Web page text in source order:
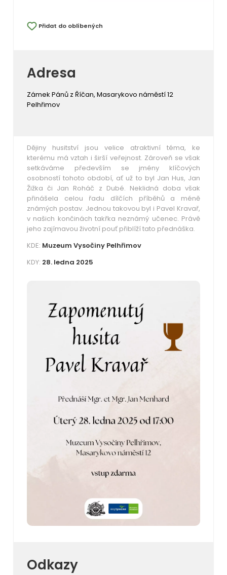
Přidat do oblíbených
Adresa
Zámek Pánů z Říčan, Masarykovo náměstí 12
Pelhřimov
Dějiny husitství jsou velice atraktivní téma, ke
kterému má vztah i širší veřejnost. Zároveň se však
setkáváme především se jmény klíčových
osobností tohoto období, ať už to byl Jan Hus, Jan
Žižka či Jan Roháč z Dubé. Neklidná doba však
přinášela celou řadu dílčích příběhů a méně
známých postav. Jednou takovou byl i Pavel Kravař,
v našich končinách takřka neznámý učenec. Právě
jeho zajímavou životní pouť přiblíží tato přednáška.
KDE: Muzeum Vysočiny Pelhřimov
KDY: 28. ledna 2025
Odkazy